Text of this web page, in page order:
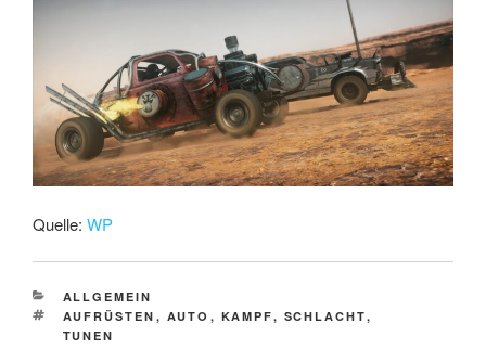
Quelle: WP
CATEGORIES
ALLGEMEIN
TAGS
AUFRÜSTEN , AUTO , KAMPF, SCHLACHT,
TUNEN